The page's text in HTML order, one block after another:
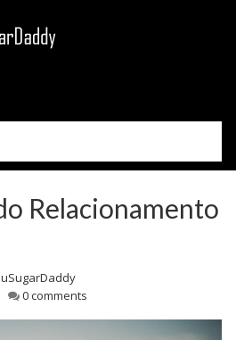
Relacionamento
0 comments